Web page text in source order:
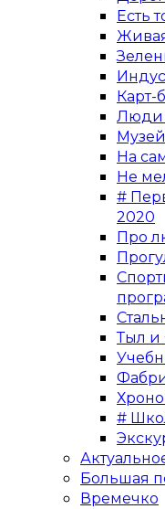
Есть
Карт-
Люди
На
Не
#
2020
Про
Тыл и
#
Большая
Времечко